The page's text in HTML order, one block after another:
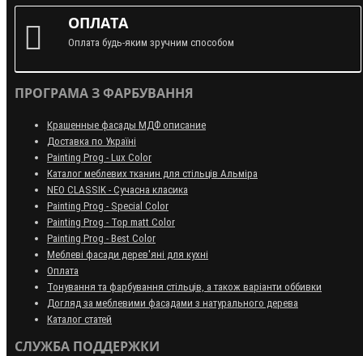
ОПЛАТА
Оплата будь-яким зручним способом
ПРОГРАМА З ФАРБУВАННЯ
Крашенные фасады МДФ описание
Доставка по Україні
Painting Prog - Lux Color
Каталог меблевих тканин для стільців Альміра
NEO CLASSIK - Сучасна класика
Painting Prog - Special Color
Painting Prog - Top matt Color
Painting Prog - Best Color
Меблеві фасади дерев'яні для кухні
Оплата
Тонування та фарбування стільців, а також варіанти оббивки
Догляд за меблевими фасадами з натурального дерева
Каталог статей
СЛУЖБА ПОДДЕРЖКИ